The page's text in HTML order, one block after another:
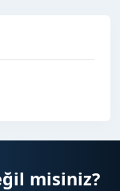
misiniz?